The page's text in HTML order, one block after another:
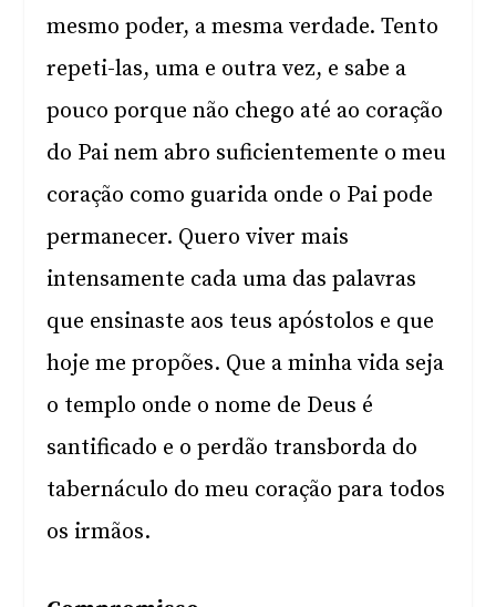
mesmo poder, a mesma verdade. Tento
repeti-las, uma e outra vez, e sabe a
pouco porque não chego até ao coração
do Pai nem abro suficientemente o meu
coração como guarida onde o Pai pode
permanecer. Quero viver mais
intensamente cada uma das palavras
que ensinaste aos teus apóstolos e que
hoje me propões. Que a minha vida seja
o templo onde o nome de Deus é
santificado e o perdão transborda do
tabernáculo do meu coração para todos
os irmãos.